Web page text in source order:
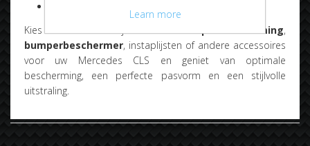
Kies de juistebumperbescherming,
bumperbeschermer, instaplijsten of andere accessoires
voor uw Mercedes CLS en geniet van optimale
bescherming, een perfecte pasvorm en een stijlvolle
uitstraling.
Learn more